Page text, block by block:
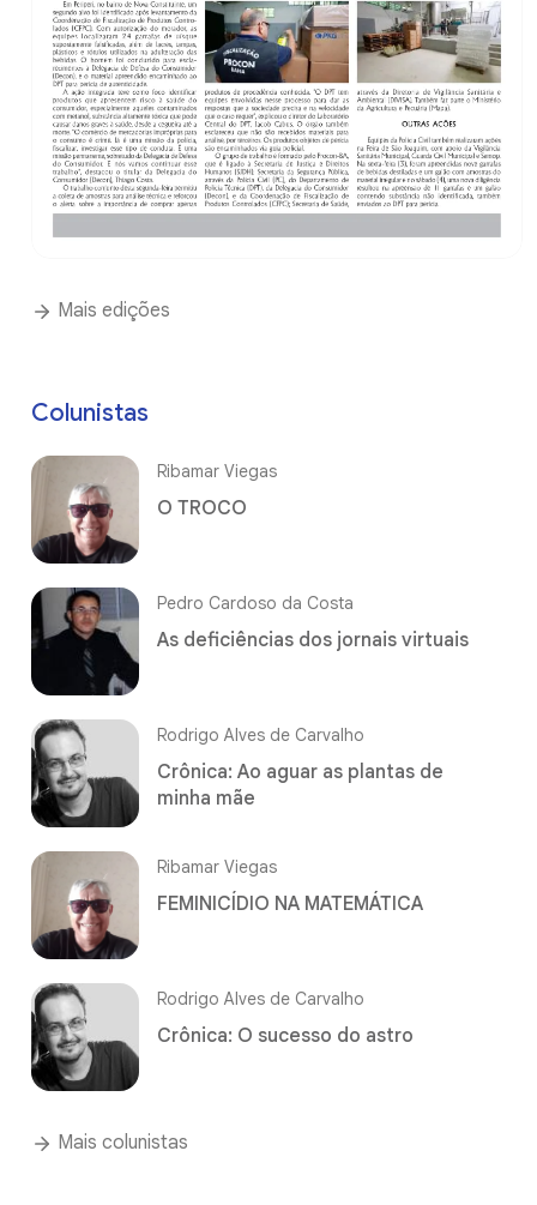
Mais edições
Colunistas
Ribamar Viegas
O TROCO
Pedro Cardoso da Costa
As deficiências dos jornais virtuais
Rodrigo Alves de Carvalho
Crônica: Ao aguar as plantas de
minha mãe
Ribamar Viegas
FEMINICÍDIO NA MATEMÁTICA
Rodrigo Alves de Carvalho
Crônica: O sucesso do astro
Mais colunistas